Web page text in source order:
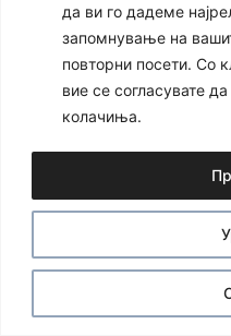
да ви го дадеме
запомнување на
повторни посети. Со
вие се согласувате
колачиња.
Ⓒ 2024 – Сите права се